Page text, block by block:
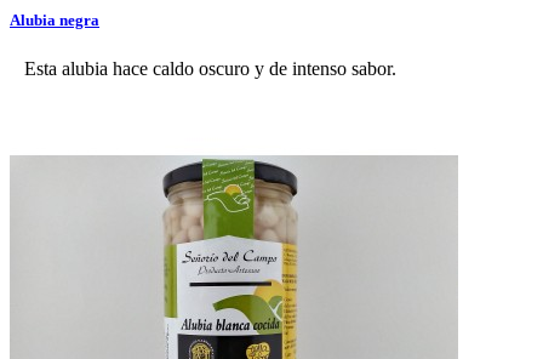
Alubia negra
Esta alubia hace caldo oscuro y de intenso sabor.